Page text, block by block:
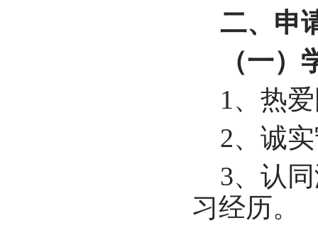
二、申
（一
1、热
2、诚
3、认
习经历。